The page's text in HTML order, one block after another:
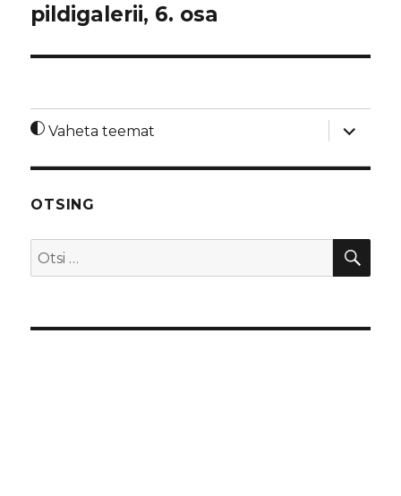
pildigalerii, 6. osa
Vaheta teemat
laienda
OTSING
Otsi: